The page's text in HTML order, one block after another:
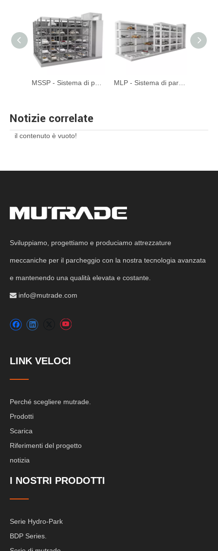
MSSP - Sistema di parcheggio della torre del mobile automatizzato MLP - Sistema di parcheggio automatico del piano meccanico in movimento
Notizie correlate
il contenuto è vuoto!
Sviluppiamo, progettiamo e produciamo attrezzature
meccaniche per il parcheggio con la nostra tecnologia avanzata
e mantenendo una qualità elevata e costante.
 info@mutrade.com
LINK VELOCI
Perché scegliere mutrade.
Prodotti
Scarica
Riferimenti del progetto
notizia
I NOSTRI PRODOTTI
Serie Hydro-Park
BDP Series.